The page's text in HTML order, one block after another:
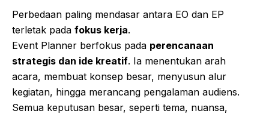
Perbedaan paling mendasar antara EO dan EP
terletak pada fokus kerja.
Event Planner berfokus pada perencanaan
strategis dan ide kreatif. Ia menentukan arah
acara, membuat konsep besar, menyusun alur
kegiatan, hingga merancang pengalaman audiens.
Semua keputusan besar, seperti tema, nuansa,